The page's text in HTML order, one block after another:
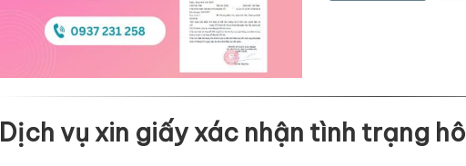
Dịch vụ xin giấy xác nhận tình trạng